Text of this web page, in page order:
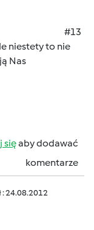
#13
niestety to nie
Nas
sięaby dodawać
komentarze
: 24.08.2012